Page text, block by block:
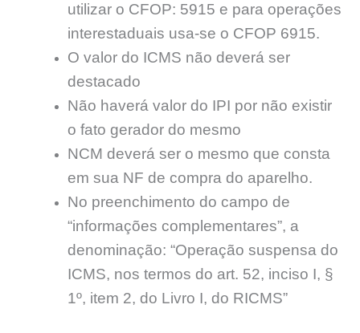
utilizar o CFOP: 5915 e para operações
interestaduais usa-se o CFOP 6915.
O valor do ICMS não deverá ser
destacado
Não haverá valor do IPI por não existir
o fato gerador do mesmo
NCM deverá ser o mesmo que consta
em sua NF de compra do aparelho.
No preenchimento do campo de
“informações complementares”, a
denominação: “Operação suspensa do
ICMS, nos termos do art. 52, inciso I, §
1º, item 2, do Livro I, do RICMS”